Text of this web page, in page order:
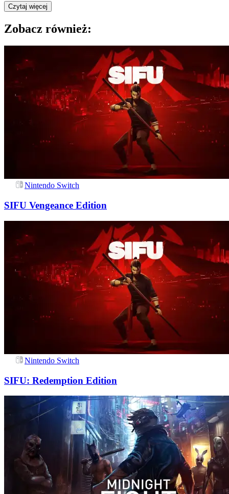
Czytaj więcej
Zobacz również:
Nintendo Switch
SIFU Vengeance Edition
Nintendo Switch
SIFU: Redemption Edition